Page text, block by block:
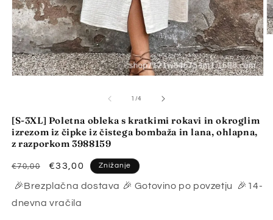
v
modalnem
načinu
1 /od
4
[S-3XL] Poletna obleka s kratkimi rokavi in okroglim
izrezom iz čipke iz čistega bombaža in lana, ohlapna,
z razporkom 3988159
Redna
cena
€70,00
Znižana
cena
€33,00 Znižanje
🎉Brezplačna dostava 🎉 Gotovino po povzetju 🎉14-
dnevna vračila